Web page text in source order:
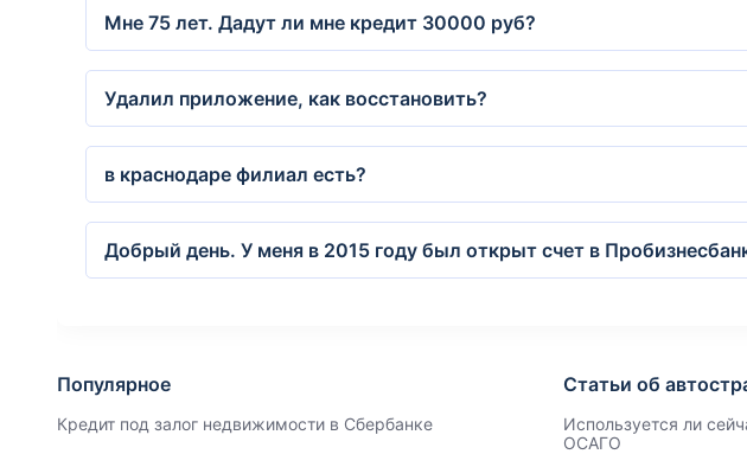
Мне 75 лет. Дадут ли мне кредит 30000 руб?
Удалил приложение, как восстановить?
в краснодаре филиал есть?
Добрый день. У меня в 2015 году был открыт счет в
Популярное
Кредит под залог недвижимости в Сбербанке
Статьи об
Используется ли
ОСАГО